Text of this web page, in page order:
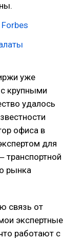
уже
крупными
удалось
офиса в
для
транспортной
рынка
связь от
экспертные
работают с